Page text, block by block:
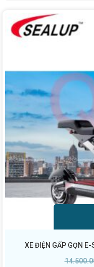
XE ĐIỆN GẤP GỌN E-